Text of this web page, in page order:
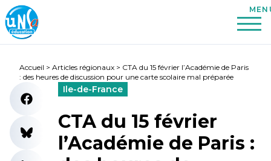
Accueil > Articles régionaux > CTA du 15 février l’Académie de Paris
: des heures de discussion pour une carte scolaire mal préparée
Ile-de-France
CTA du 15 février
l’Académie de Paris :